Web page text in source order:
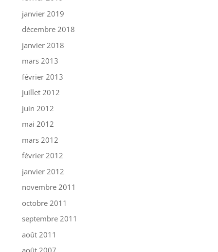
janvier 2019
décembre 2018
janvier 2018
mars 2013
février 2013
juillet 2012
juin 2012
mai 2012
mars 2012
février 2012
janvier 2012
novembre 2011
octobre 2011
septembre 2011
août 2011